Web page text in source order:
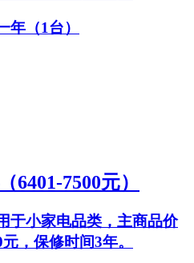
年（1台）
6401-7500元）
于小家电品类，主商品价
，保修时间3年。